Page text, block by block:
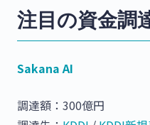
注目の資金調
Sakana AI
調達額：300億円